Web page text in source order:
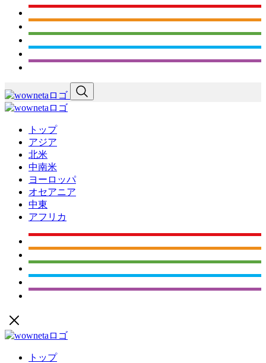
トップ
アジア
北米
中南米
ヨーロッパ
オセアニア
中東
アフリカ
トップ